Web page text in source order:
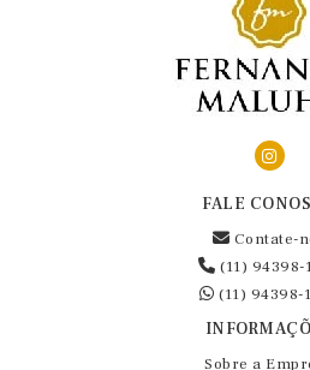
FALE
Contate-
(11) 94398-
(11) 94398-
Sobre a